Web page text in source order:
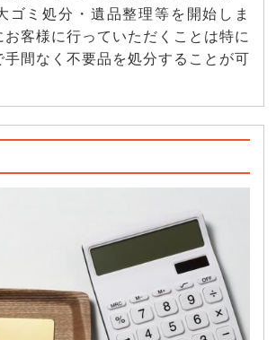
ゴミ処分・遺品整理等を開始しま
客様に行っていただくことは特に
手間なく不要品を処分することが可